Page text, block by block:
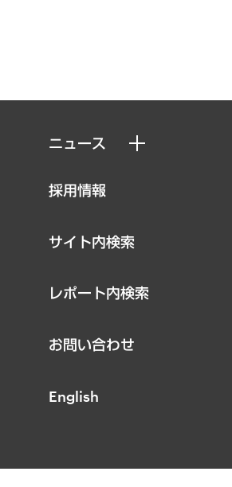
ニュース
採用情報
サイト内検索
レポート内検索
お問い合わせ
English